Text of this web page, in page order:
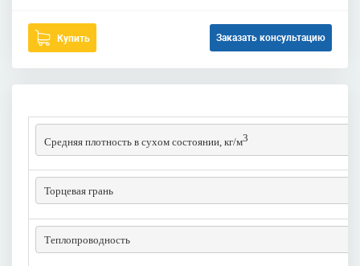
Купить Заказать консультацию
Средняя плотность в сухом состоянии, кг/м3
Торцевая грань
Теплопроводность